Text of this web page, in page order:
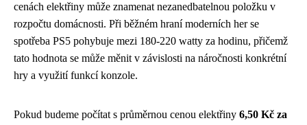
cenách elektřiny může znamenat nezanedbatelnou položku v
rozpočtu domácnosti. Při běžném hraní moderních her se
spotřeba PS5 pohybuje mezi 180-220 watty za hodinu, přičemž
tato hodnota se může měnit v závislosti na náročnosti konkrétní
hry a využití funkcí konzole.
Pokud budeme počítat s průměrnou cenou elektřiny 6,50 Kč za